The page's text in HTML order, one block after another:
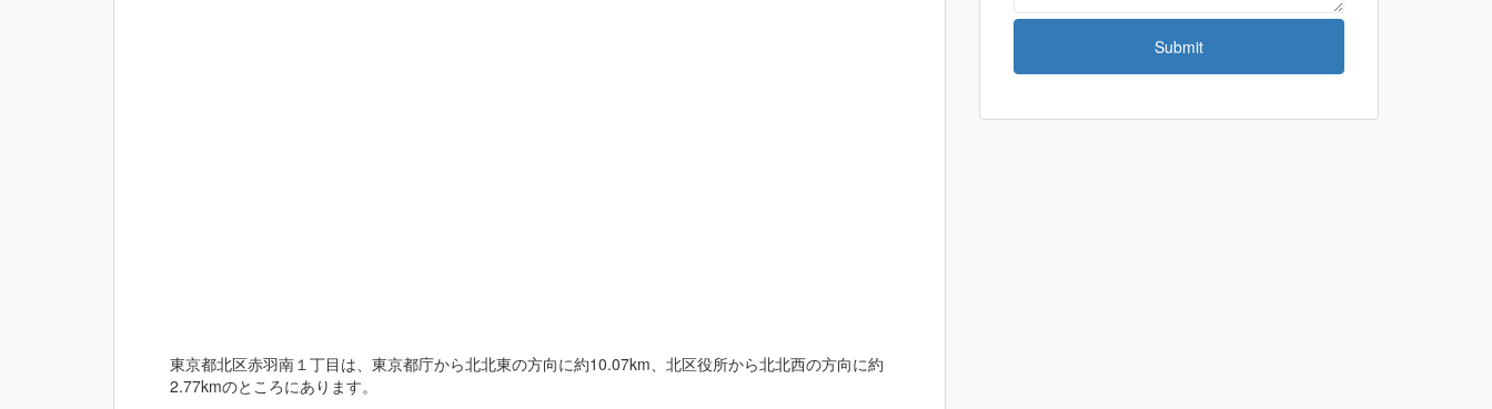
東京都北区赤羽南１丁目は、東京都庁から北北東の方向に約10.07km、北区役所から北北西の方向に約
2.77kmのところにあります。